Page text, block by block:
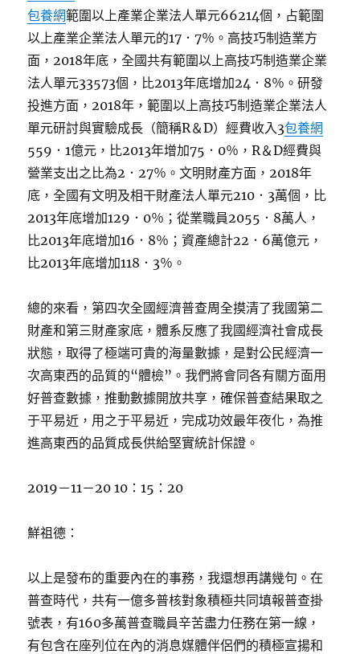
包養網範圍以上產業企業法人單元66214個，占範圍
以上產業企業法人單元的17．7％。高技巧制造業方
面，2018年底，全國共有範圍以上高技巧制造業企業
法人單元33573個，比2013年底增加24．8％。研發
投進方面，2018年，範圍以上高技巧制造業企業法人
單元研討與實驗成長（簡稱R＆D）經費收入3包養網
559．1億元，比2013年增加75．0％，R＆D經費與
營業支出之比為2．27％。文明財產方面，2018年
底，全國有文明及相干財產法人單元210．3萬個，比
2013年底增加129．0％；從業職員2055．8萬人，
比2013年底增加16．8％；資產總計22．6萬億元，
比2013年底增加118．3％。
總的來看，第四次全國經濟普查周全摸清了我國第二
財產和第三財產家底，體系反應了我國經濟社會成長
狀態，取得了極端可貴的海量數據，是對公民經濟一
次高東西的品質的“體檢”。我們將會同各有關方面用
好普查數據，推動數據開放共享，確保普查結果取之
于平易近，用之于平易近，完成功效最年夜化，為推
進高東西的品質成長供給堅實統計保證。
2019－11－20 10：15：20
鮮祖德：
以上是發布的重要內在的事務，我還想再講幾句。在
普查時代，共有一億多普核對象積極共同填報普查掛
號表，有160多萬普查職員辛苦盡力任務在第一線，
有包含在座列位在內的消息媒體伴侶們的積極宣揚和